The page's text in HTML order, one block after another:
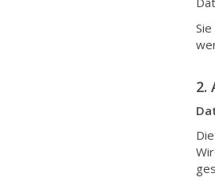
2.